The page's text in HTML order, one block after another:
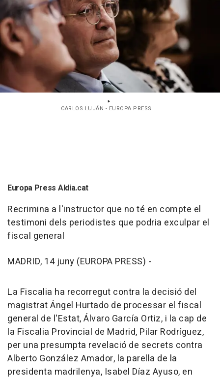
CARLOS LUJÁN - EUROPA PRESS
Europa Press Aldia.cat
Recrimina a l'instructor que no té en compte el
testimoni dels periodistes que podria exculpar el
fiscal general
MADRID, 14 juny (EUROPA PRESS) -
La Fiscalia ha recorregut contra la decisió del
magistrat Ángel Hurtado de processar el fiscal
general de l'Estat, Álvaro García Ortiz, i la cap de
la Fiscalia Provincial de Madrid, Pilar Rodríguez,
per una presumpta revelació de secrets contra
Alberto González Amador, la parella de la
presidenta madrilenya, Isabel Díaz Ayuso, en